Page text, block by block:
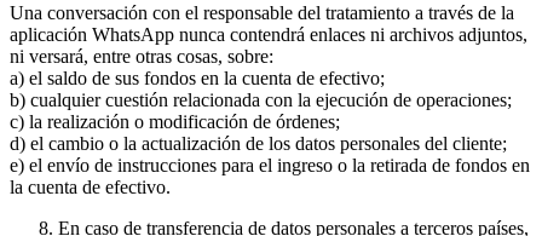
Una conversación con el responsable del tratamiento a través de la
aplicación WhatsApp nunca contendrá enlaces ni archivos adjuntos,
ni versará, entre otras cosas, sobre:
a) el saldo de sus fondos en la cuenta de efectivo;
b) cualquier cuestión relacionada con la ejecución de operaciones;
c) la realización o modificación de órdenes;
d) el cambio o la actualización de los datos personales del cliente;
e) el envío de instrucciones para el ingreso o la retirada de fondos en
la cuenta de efectivo.
En caso de transferencia de datos personales a terceros países,